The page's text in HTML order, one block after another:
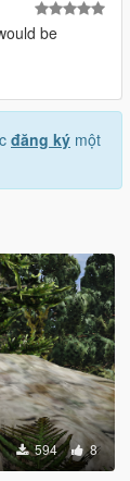
be
đăng ký một
594 8